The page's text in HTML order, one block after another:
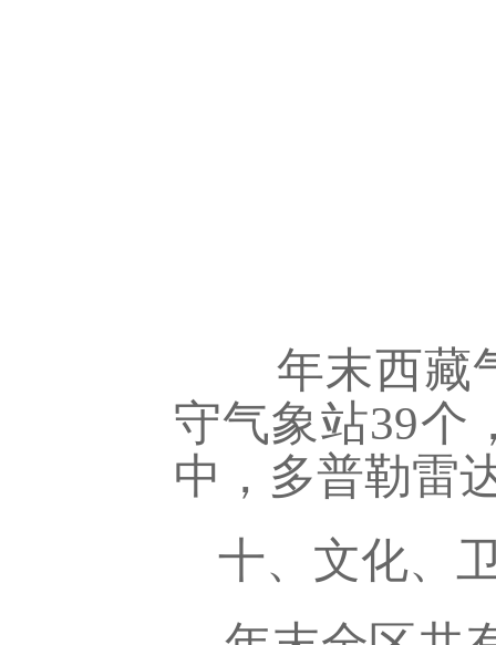
年末西藏
守气象站39个
中，多普勒雷
十、文化、